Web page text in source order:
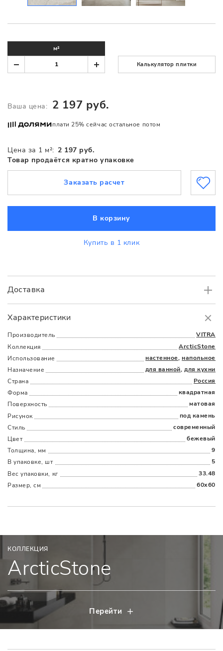
Характеристики
Производитель
VITRA
Коллекция
ArcticStone
Использование
настенное,напольное
Назначение
для ванной,для кухни
Страна
Россия
Форма
квадратная
Поверхность
матовая
Рисунок
под камень
Стиль
современный
Цвет
бежевый
Толщина, мм
9
В упаковке, шт
5
Вес упаковки, кг
33.48
Размер, см
60x60
Доставка
Доставка
НаличымиКартойПо счетуДолями
Цена за 1 м²: 2 197 руб.
Товар продаётся кратно упаковке
м²
Калькулятор плитки
Ваша цена: 2 197 руб.
плати 25% сейчас остальное потом
В корзину
Купить в 1 клик
Заказать расчет
КОЛЛЕКЦИЯ
ArcticStone
Перейти